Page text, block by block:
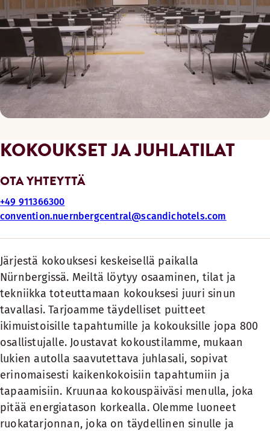
KOKOUKSET JA JUHLATILAT
OTA YHTEYTTÄ
+49 911366300
convention.nuernbergcentral@scandichotels.com
Järjestä kokouksesi keskeisellä paikalla
Nürnbergissä. Meiltä löytyy osaaminen, tilat ja
tekniikka toteuttamaan kokouksesi juuri sinun
tavallasi. Tarjoamme täydelliset puitteet
ikimuistoisille tapahtumille ja kokouksille jopa 800
osallistujalle. Joustavat kokoustilamme, mukaan
lukien autolla saavutettava juhlasali, sopivat
erinomaisesti kaikenkokoisiin tapahtumiin ja
tapaamisiin. Kruunaa kokouspäiväsi menulla, joka
pitää energiatason korkealla. Olemme luoneet
ruokatarjonnan, joka on täydellinen sinulle ja